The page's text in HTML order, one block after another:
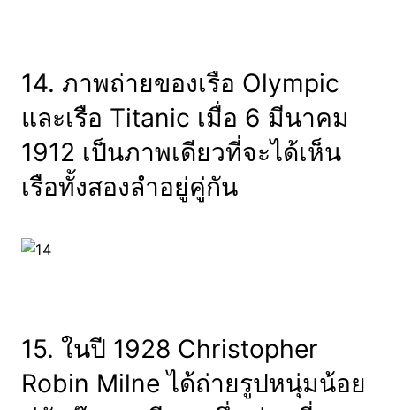
14. ภาพถ่ายของเรือ Olympic
และเรือ Titanic เมื่อ 6 มีนาคม
1912 เป็นภาพเดียวที่จะได้เห็น
เรือทั้งสองลำอยู่คู่กัน
15. ในปี 1928 Christopher
Robin Milne ได้ถ่ายรูปหนุ่มน้อย